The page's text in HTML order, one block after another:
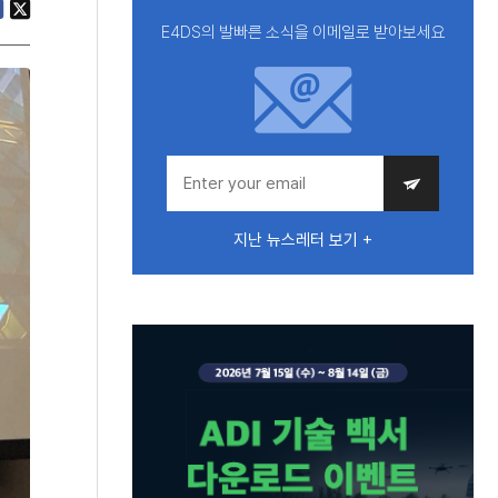
E4DS의 발빠른 소식을 이메일로 받아보세요
지난 뉴스레터 보기 +